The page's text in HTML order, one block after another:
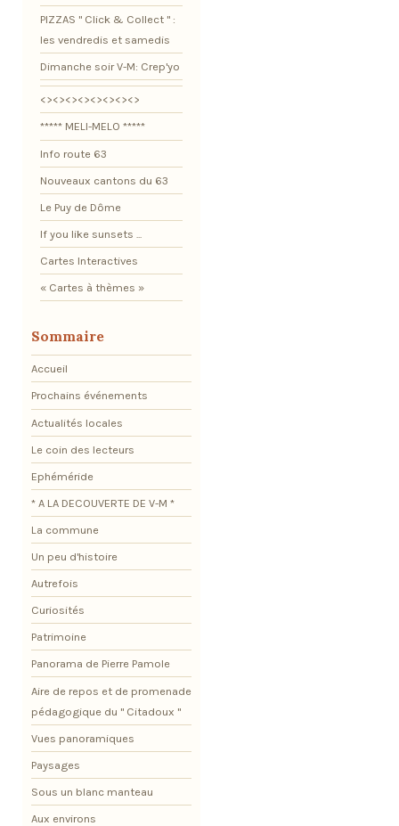
PIZZAS " Click & Collect " :
les vendredis et samedis
Dimanche soir V-M: Crep'yo
<><><><><><><><>
***** MELI-MELO *****
Info route 63
Nouveaux cantons du 63
Le Puy de Dôme
If you like sunsets ...
Cartes Interactives
« Cartes à thèmes »
Sommaire
Accueil
Prochains événements
Actualités locales
Le coin des lecteurs
Ephéméride
* A LA DECOUVERTE DE V-M *
La commune
Un peu d'histoire
Autrefois
Curiosités
Patrimoine
Panorama de Pierre Pamole
Aire de repos et de promenade
pédagogique du " Citadoux "
Vues panoramiques
Paysages
Sous un blanc manteau
Aux environs